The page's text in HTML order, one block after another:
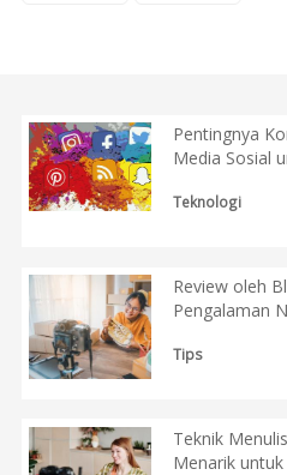
Pentingnya
Media Sosial
Teknologi
Review oleh
Pengalaman
Tips
Teknik
Menarik